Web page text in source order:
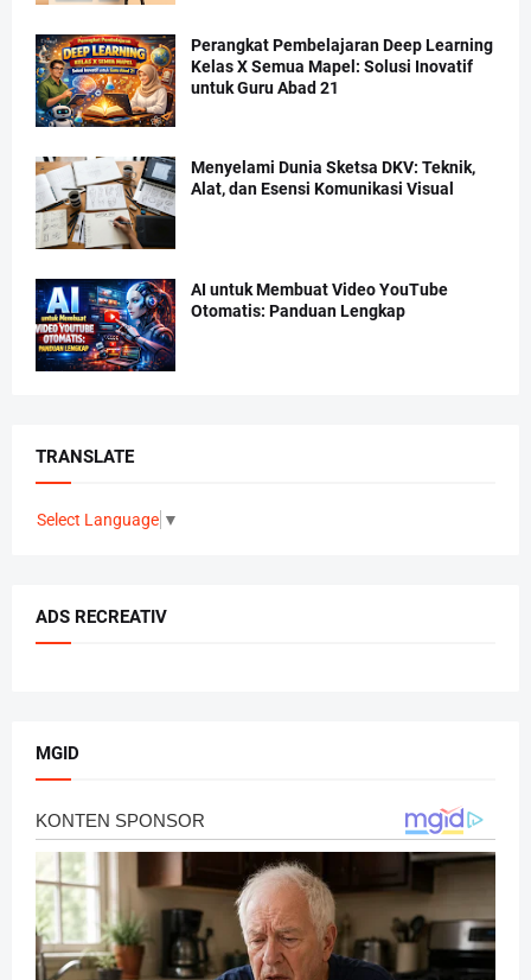
Perangkat Pembelajaran Deep Learning
Kelas X Semua Mapel: Solusi Inovatif
untuk Guru Abad 21
Menyelami Dunia Sketsa DKV: Teknik,
Alat, dan Esensi Komunikasi Visual
AI untuk Membuat Video YouTube
Otomatis: Panduan Lengkap
TRANSLATE
Select Language ▼
ADS RECREATIV
MGID